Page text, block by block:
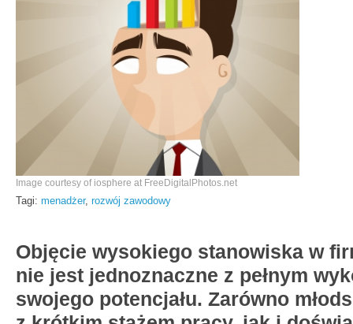
Image courtesy of iosphere at FreeDigitalPhotos.net
Tagi: menadżer, rozwój zawodowy
Objęcie wysokiego stanowiska w
nie jest jednoznaczne z pełnym
swojego potencjału. Zarówno